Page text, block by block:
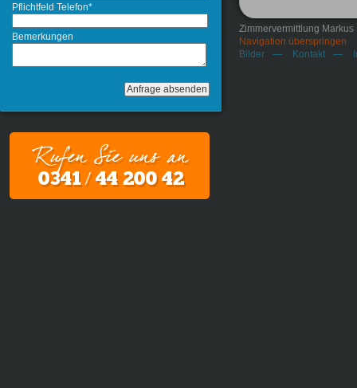
Pflichtfeld Telefon*
Bemerkungen
Zimmervermittlung
Navigation überspringen
Bilder
Kontakt